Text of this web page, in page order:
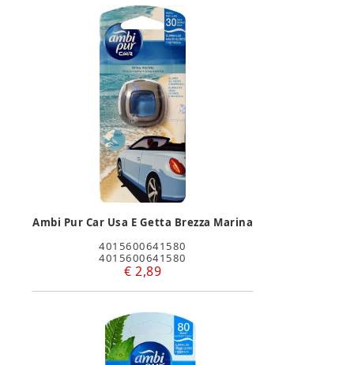
Ambi Pur Car Usa E Getta Brezza Marina
4015600641580
4015600641580
€ 2,89